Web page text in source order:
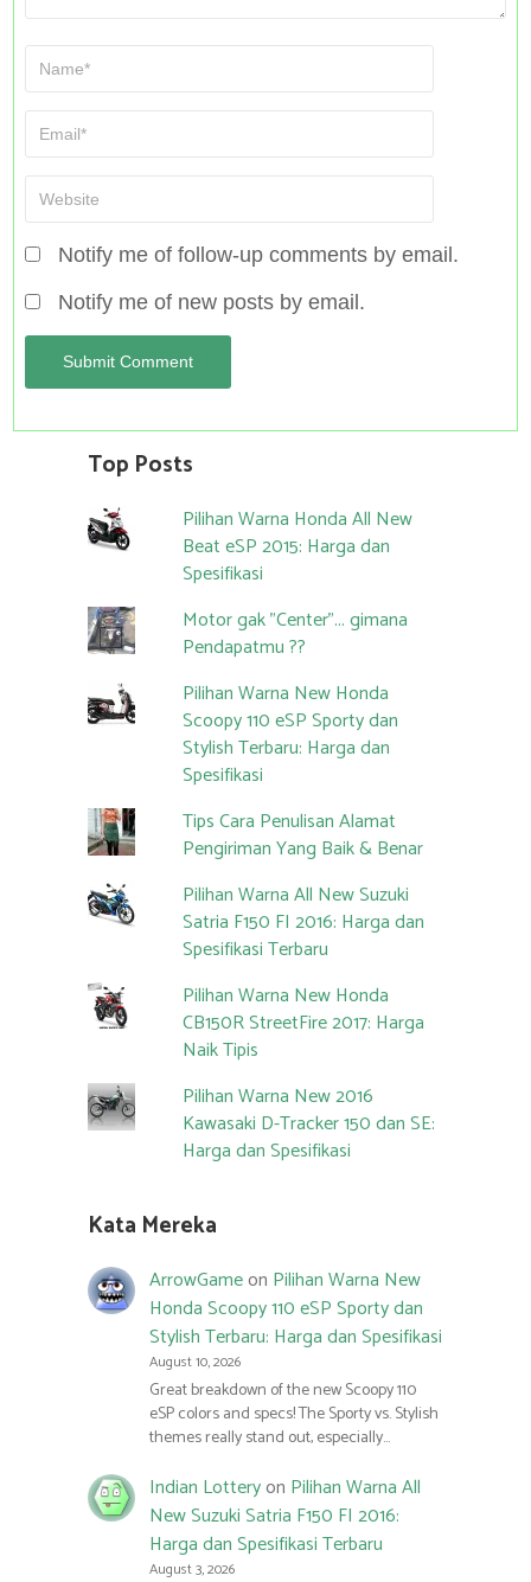
Notify me of follow-up comments by email.
Notify me of new posts by email.
Top Posts
Pilihan Warna Honda All New
Beat eSP 2015: Harga dan
Spesifikasi
Motor gak "Center"... gimana
Pendapatmu ??
Pilihan Warna New Honda
Scoopy 110 eSP Sporty dan
Stylish Terbaru: Harga dan
Spesifikasi
Tips Cara Penulisan Alamat
Pengiriman Yang Baik & Benar
Pilihan Warna All New Suzuki
Satria F150 FI 2016: Harga dan
Spesifikasi Terbaru
Pilihan Warna New Honda
CB150R StreetFire 2017: Harga
Naik Tipis
Pilihan Warna New 2016
Kawasaki D-Tracker 150 dan SE:
Harga dan Spesifikasi
Kata Mereka
ArrowGameon Pilihan Warna New
Honda Scoopy 110 eSP Sporty dan
Stylish Terbaru: Harga dan Spesifikasi
August 10, 2026
Great breakdown of the new Scoopy 110
eSP colors and specs! The Sporty vs. Stylish
themes really stand out, especially…
Indian Lotteryon Pilihan Warna All
New Suzuki Satria F150 FI 2016:
Harga dan Spesifikasi Terbaru
August 3, 2026